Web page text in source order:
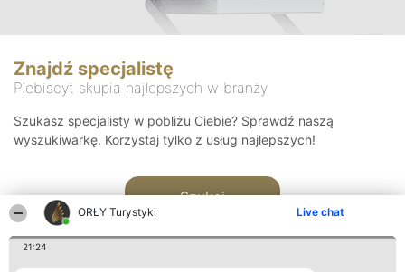
ORŁY Turystyki Live chat
21:24
Znajdź specjalistę
Plebiscyt skupia najlepszych w branży
Szukasz specjalisty w pobliżu Ciebie? Sprawdź naszą
wyszukiwarkę. Korzystaj tylko z usług najlepszych!
Szukaj